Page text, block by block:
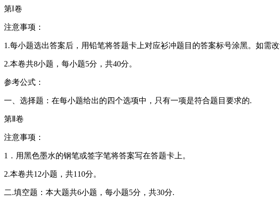
第Ⅰ卷
注意事项：
1.每小题选出答案后，用铅笔将答题卡上对应衫冲题目的答案标号涂黑。如需
2.本卷共8小题，每小题5分，共40分。
参考公式：
一、选择题：在每小题给出的四个选项中，只有一项是符合题目要求的.
第Ⅱ卷
注意事项：
1．用黑色墨水的钢笔或签字笔将答案写在答题卡上。
2.本卷共12小题，共110分。
二.填空题：本大题共6小题，每小题5分，共30分.